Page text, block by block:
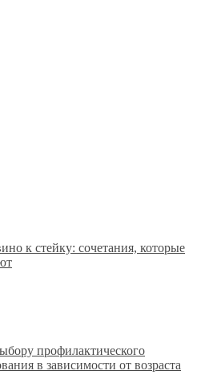
к стейку: сочетания, которые
профилактического
в зависимости от возраста